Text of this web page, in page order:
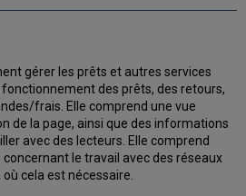
gérer les prêts et autres services
fonctionnement des prêts, des retours,
frais. Elle comprend une vue
de la page, ainsi que des informations
avec des lecteurs. Elle comprend
le travail avec des réseaux
cela est nécessaire.